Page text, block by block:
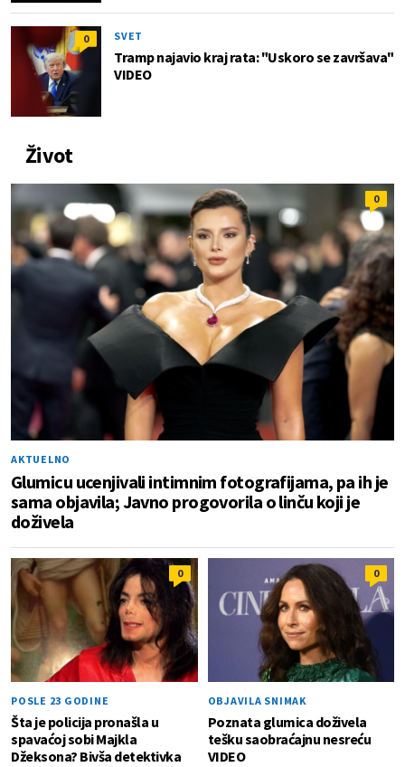
0 SVET
Tramp najavio kraj rata: "Uskoro se završava"
VIDEO
Život
0
AKTUELNO
Glumicu ucenjivali intimnim fotografijama, pa ih je
sama objavila; Javno progovorila o linču koji je
doživela
0
POSLE 23 GODINE
Šta je policija pronašla u
spavaćoj sobi Majkla
Džeksona? Bivša detektivka
0
OBJAVILA SNIMAK
Poznata glumica doživela
tešku saobraćajnu nesreću
VIDEO